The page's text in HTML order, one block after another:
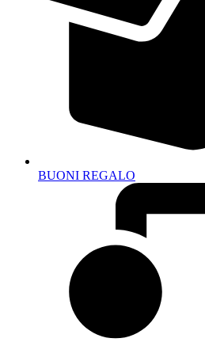
BUONI REGALO